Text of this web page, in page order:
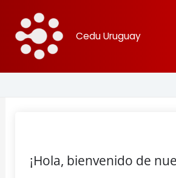
contenido
Cedu Uruguay
¡Hola, bienvenido de